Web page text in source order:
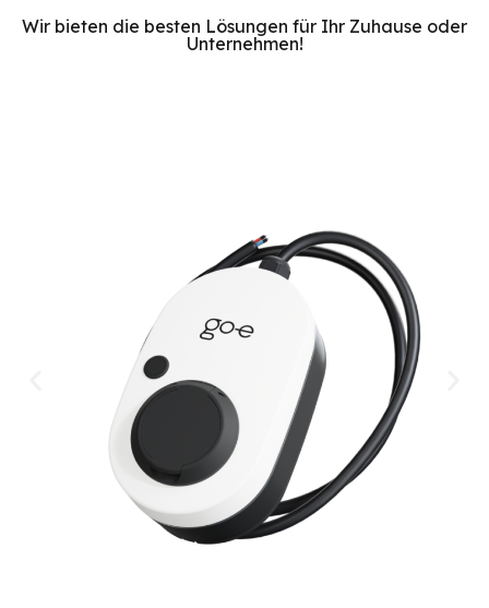
Wir bieten die besten Lösungen für Ihr Zuhause oder
Unternehmen!